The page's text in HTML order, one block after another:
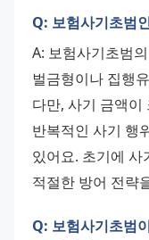
Q: 보험사기초범
A: 보험사기초범
벌금형이나 집행
다만, 사기 금액이
반복적인 사기 행
있어요. 초기에 사
적절한 방어 전략
Q: 보험사기초범